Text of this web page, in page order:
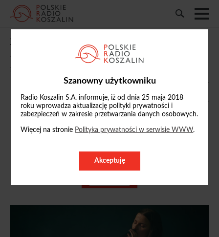
Szanowny użytkowniku
Radio Koszalin S.A. informuje, iż od dnia 25 maja 2018
roku wprowadza aktualizację polityki prywatności i
zabezpieczeń w zakresie przetwarzania danych osobowych.
Więcej na stronie Polityka prywatności w serwisie WWW.
Akceptuję
Męskie Granie w Szczecinie: Rozmowa
Arka Wilmana z Darią ze Śląska
a.wilman
@radio.koszalin.pl